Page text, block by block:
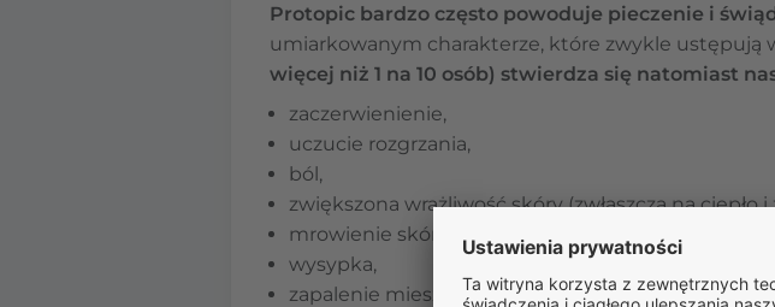
Protopic bardzo często powoduje pieczenie i
umiarkowanym charakterze, które zwykle ustępują
więcej niż 1 na 10 osób) stwierdza się natomiast
zaczerwienienie,
uczucie rozgrzania,
ból,
zwiększona wrażliwość skóry (zwłaszcza na ciepło
mrowienie skóry,
wysypka,
zapalenie mieszków włosowych,